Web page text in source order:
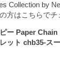
Collection by
方はこちらで
ー Paper
ット chb35-ス